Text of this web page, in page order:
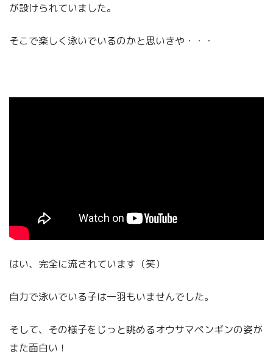
が設けられていました。
そこで楽しく泳いでいるのかと思いきや・・・
はい、完全に流されています（笑）
自力で泳いでいる子は一羽もいませんでした。
そして、その様子をじっと眺めるオウサマペンギンの姿が
また面白い！